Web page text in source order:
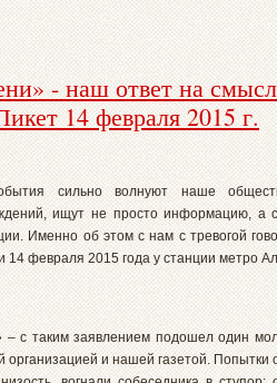
- наш ответ на
14 февраля 2015 г.
сильно волнуют наше
ищут не просто информацию, а
Именно об этом с нам с тревогой
14 февраля 2015 года у станции метро
– с таким заявлением подошел один
и нашей газетой. Попытки